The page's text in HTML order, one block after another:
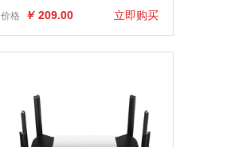
价格 ￥ 209.00 立即购买